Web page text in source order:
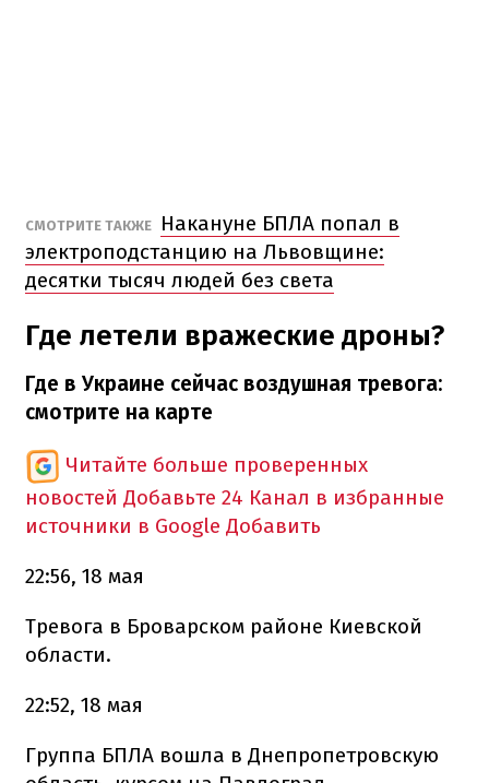
СМОТРИТЕ ТАКЖЕ
Накануне БПЛА попал в
электроподстанцию на Львовщине:
десятки тысяч людей без света
Где летели вражеские дроны?
Где в Украине сейчас воздушная тревога:
смотрите на карте
Читайте больше проверенных
новостей Добавьте 24 Канал в избранные
источники в Google Добавить
22:56, 18 мая
Тревога в Броварском районе Киевской
области.
22:52, 18 мая
Группа БПЛА вошла в Днепропетровскую